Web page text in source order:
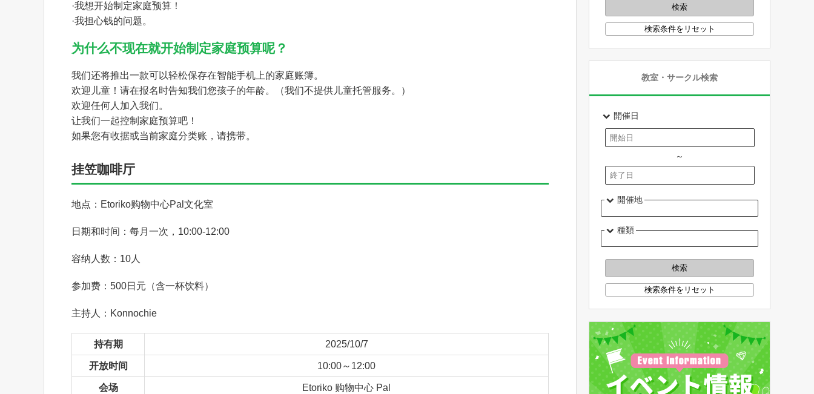
·我想开始制定家庭预算！
·我担心钱的问题。
为什么不现在就开始制定家庭预算呢？
我们还将推出一款可以轻松保存在智能手机上的家庭账簿。
欢迎儿童！请在报名时告知我们您孩子的年龄。（我们不提供儿童托管服务。）
欢迎任何人加入我们。
让我们一起控制家庭预算吧！
如果您有收据或当前家庭分类账，请携带。
挂笠咖啡厅
地点：Etoriko购物中心Pal文化室
日期和时间：每月一次，10:00-12:00
容纳人数：10人
参加费：500日元（含一杯饮料）
主持人：Konnochie
持有期 2025/10/7
开放时间 10:00～12:00
会场 Etoriko 购物中心 Pal
教室・サークル検索
開催日
～
開催地
種類